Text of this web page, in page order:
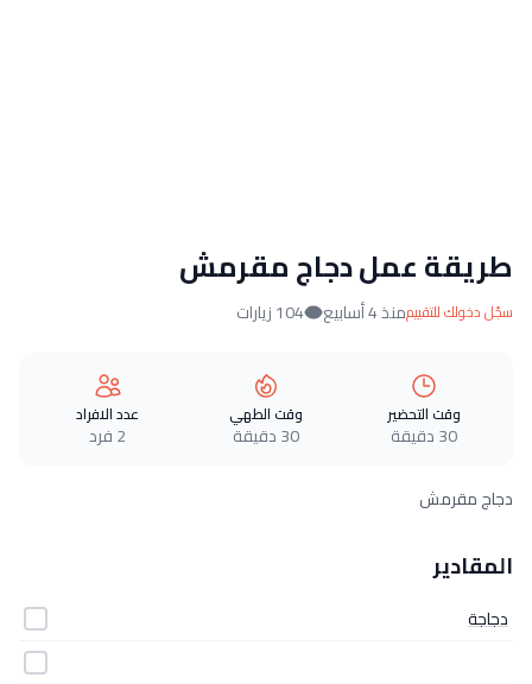
طريقة عمل دجاج مقرمش
سجّل دخولك للتقييممنذ 4 أسابيع 104 زيارات
وقت التحضير
30 دقيقة
وقت الطهي
30 دقيقة
عدد الافراد
2 فرد
دجاج مقرمش
المقادير
دجاجة